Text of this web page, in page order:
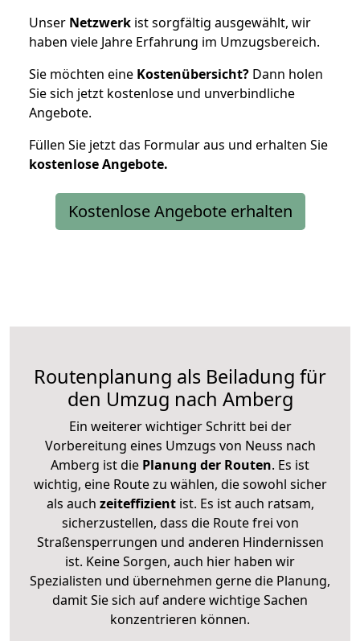
Unser Netzwerk ist sorgfältig ausgewählt, wir
haben viele Jahre Erfahrung im Umzugsbereich.
Sie möchten eine Kostenübersicht? Dann holen
Sie sich jetzt kostenlose und unverbindliche
Angebote.
Füllen Sie jetzt das Formular aus und erhalten Sie
kostenloseAngebote.
Kostenlose Angebote erhalten
Routenplanung als Beiladung für
den Umzug nach Amberg
Ein weiterer wichtiger Schritt bei der
Vorbereitung eines Umzugs von Neuss nach
Amberg ist die Planung der Routen. Es ist
wichtig, eine Route zu wählen, die sowohl sicher
als auch zeiteffizientist. Es ist auch ratsam,
sicherzustellen, dass die Route frei von
Straßensperrungen und anderen Hindernissen
ist. Keine Sorgen, auch hier haben wir
Spezialisten und übernehmen gerne die Planung,
damit Sie sich auf andere wichtige Sachen
konzentrieren können.